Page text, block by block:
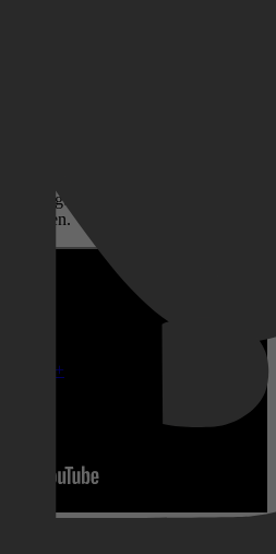
Disney+
ervoor dat het narratief vanaf het
eindpunt in gedachten, in
die meerdere seizoenen nodig
dat The Witness geen klassieke
om een vervolg vraagt. De
afgesloten en de serie richt zich
die centraal staan in
met series die expliciet ruimte
Hier ligt de nadruk duidelijk op